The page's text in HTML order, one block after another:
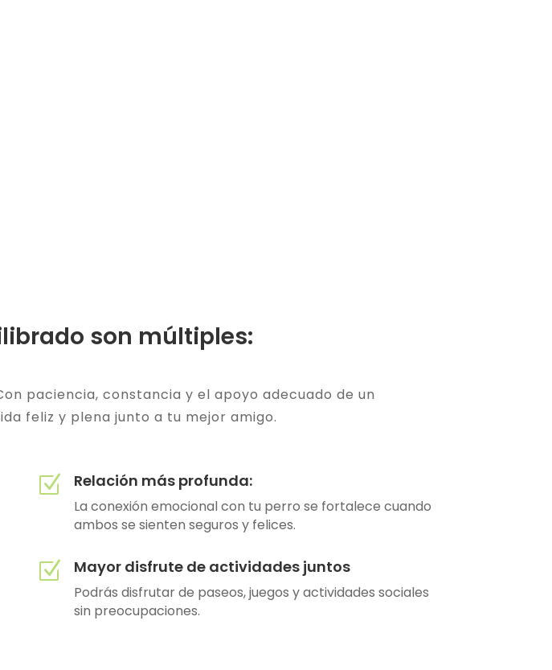
son múltiples:
paciencia, constancia y el apoyo adecuado de un
feliz y plena junto a tu mejor amigo.
Z Relación más profunda:
La conexión emocional con tu perro se fortalece cuando
ambos se sienten seguros y felices.
Z Mayor disfrute de actividades juntos
Podrás disfrutar de paseos, juegos y actividades sociales
sin preocupaciones.